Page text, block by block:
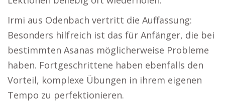
Irmi aus Odenbach vertritt die Auffassung:
Besonders hilfreich ist das für Anfänger, die bei
bestimmten Asanas möglicherweise Probleme
haben. Fortgeschrittene haben ebenfalls den
Vorteil, komplexe Übungen in ihrem eigenen
Tempo zu perfektionieren.